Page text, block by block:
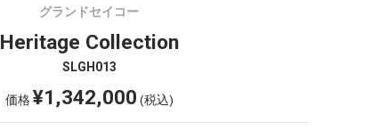
グランドセイコー
Heritage Collection
SLGH013
価格¥1,342,000 (税込)